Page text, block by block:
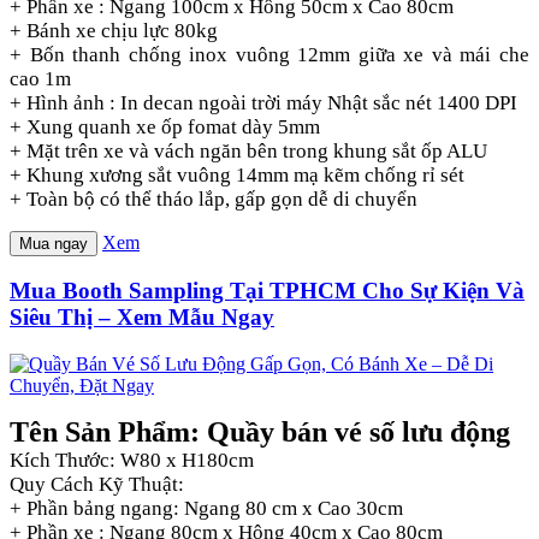
+ Phần xe : Ngang 100cm x Hông 50cm x Cao 80cm
+ Bánh xe chịu lực 80kg
+ Bốn thanh chống inox vuông 12mm giữa xe và mái che
cao 1m
+ Hình ảnh : In decan ngoài trời máy Nhật sắc nét 1400 DPI
+ Xung quanh xe ốp fomat dày 5mm
+ Mặt trên xe và vách ngăn bên trong khung sắt ốp ALU
+ Khung xương sắt vuông 14mm mạ kẽm chống rỉ sét
+ Toàn bộ có thể tháo lắp, gấp gọn dễ di chuyển
Mua ngay Xem
Mua Booth Sampling Tại TPHCM Cho Sự Kiện Và
Siêu Thị – Xem Mẫu Ngay
Tên Sản Phẩm: Quầy bán vé số lưu động
Kích Thước: W80 x H180cm
Quy Cách Kỹ Thuật:
+ Phần bảng ngang: Ngang 80 cm x Cao 30cm
+ Phần xe : Ngang 80cm x Hông 40cm x Cao 80cm